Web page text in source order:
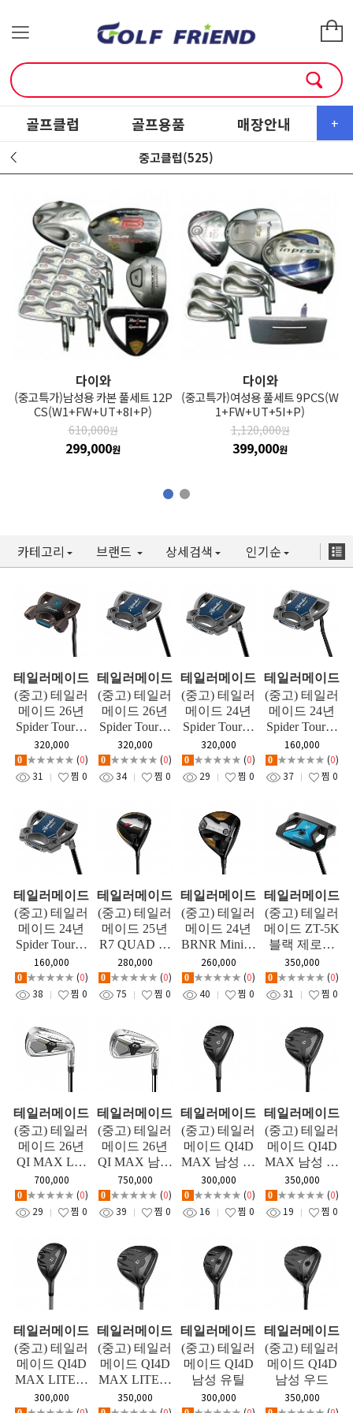
+
골프클럽 골프용품 매장안내 소
중고클럽(525)
다이와
(중고특가)남성용 카본 풀세트 12P
CS(W1+FW+UT+8I+P)
610,000원
299,000원
다이와
(중고특가)여성용 풀세트 9PCS(W
1+FW+UT+5I+P)
1,120,000원
399,000원
카테고리 브랜드 상세검색 인기순
테일러메이드
(중고) 테일러
메이드 26년
Spider Tour X
더블밴드 퍼
터
320,000
0 ★★★★★ (0)
31
찜 0
테일러메이드
(중고) 테일러
메이드 26년
Spider Tour X
숏 슬랜트 퍼
터
320,000
0 ★★★★★ (0)
34
찜 0
테일러메이드
(중고) 테일러
메이드 24년
Spider Tour X
L-넥 퍼터
320,000
0 ★★★★★ (0)
29
찜 0
테일러메이드
(중고) 테일러
메이드 24년
Spider Tour X
숏 슬랜트 퍼
터
160,000
0 ★★★★★ (0)
37
찜 0
테일러메이드
(중고) 테일러
메이드 24년
Spider Tour X
L-넥 퍼터
160,000
0 ★★★★★ (0)
38
찜 0
테일러메이드
(중고) 테일러
메이드 25년
R7 QUAD 미
니 드라이버
280,000
0 ★★★★★ (0)
75
찜 0
테일러메이드
(중고) 테일러
메이드 24년
BRNR Mini D
RIVER 미니
드라이버
260,000
0 ★★★★★ (0)
40
찜 0
테일러메이드
(중고) 테일러
메이드 ZT-5K
블랙 제로토
크 퍼터
350,000
0 ★★★★★ (0)
31
찜 0
테일러메이드
(중고) 테일러
메이드 26년
QI MAX LIT
E 여성 아이
언세트(6~S
W)
700,000
0 ★★★★★ (0)
29
찜 0
테일러메이드
(중고) 테일러
메이드 26년
QI MAX 남성
스틸 아이언
세트(5-SW)
750,000
0 ★★★★★ (0)
39
찜 0
테일러메이드
(중고) 테일러
메이드 QI4D
MAX 남성 유
틸
300,000
0 ★★★★★ (0)
16
찜 0
테일러메이드
(중고) 테일러
메이드 QI4D
MAX 남성 우
드
350,000
0 ★★★★★ (0)
19
찜 0
테일러메이드
(중고) 테일러
메이드 QI4D
MAX LITE여
성 유틸
300,000
테일러메이드
(중고) 테일러
메이드 QI4D
MAX LITE여
성 우드
350,000
테일러메이드
(중고) 테일러
메이드 QI4D
남성 유틸
300,000
테일러메이드
(중고) 테일러
메이드 QI4D
남성 우드
350,000